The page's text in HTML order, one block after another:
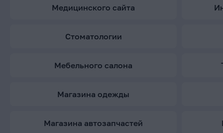
медицинского сайта
стоматологии
мебельного салона
магазина одежды
магазина автозапчастей